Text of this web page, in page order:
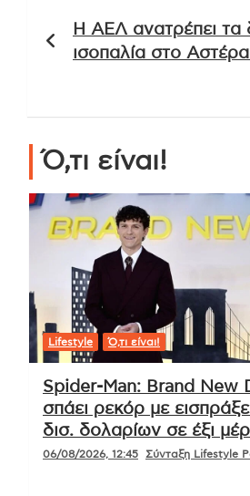
άρθρων
Η ΑΕΛ ανατρέπει τα
ισοπαλία στο
Ό,τι είναι!
Lifestyle Ό,τι είναι!
Spider-Man: Brand New
σπάει ρεκόρ με
δισ. δολαρίων σε έξι
06/08/2026, 12:45 Σύνταξη Lifestyle